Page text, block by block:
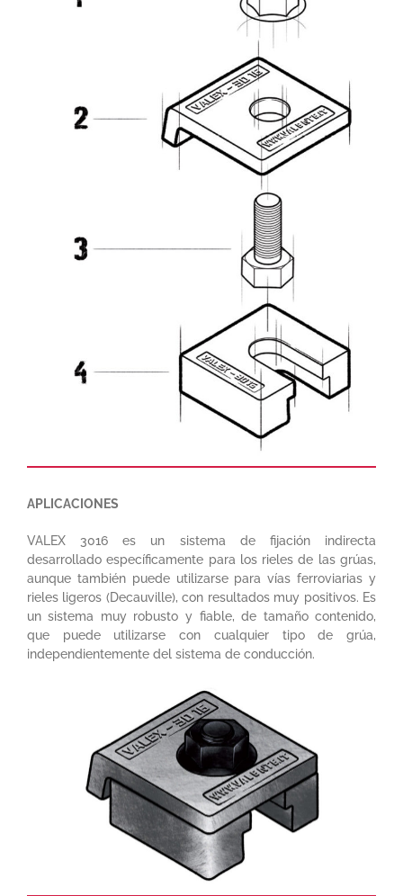
APLICACIONES
VALEX 3016 es un sistema de fijación indirecta
desarrollado específicamente para los rieles de las grúas,
aunque también puede utilizarse para vías ferroviarias y
rieles ligeros (Decauville), con resultados muy positivos. Es
un sistema muy robusto y fiable, de tamaño contenido,
que puede utilizarse con cualquier tipo de grúa,
independientemente del sistema de conducción.